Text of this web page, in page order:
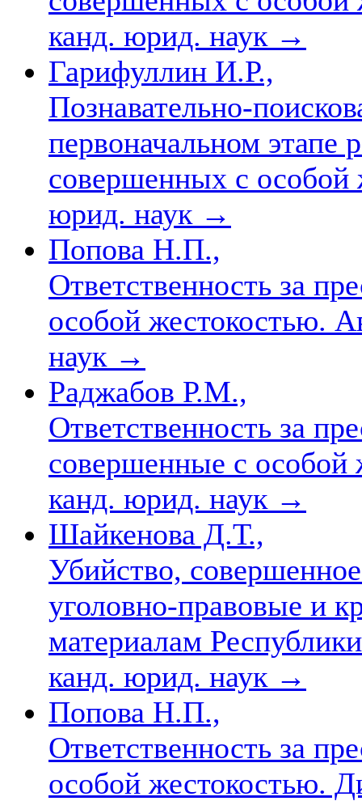
канд. юрид. наук →
Гарифуллин И.Р.,
Познавательно-
первоначальном этапе
совершенных с
юрид. наук →
Попова Н.П.,
Ответственность за
особой жестокостью.
наук →
Раджабов Р.М.,
Ответственность за
совершенные с особой
канд. юрид. наук →
Шайкенова Д.Т.,
Убийство,
уголовно-правовые и
материалам
канд. юрид. наук →
Попова Н.П.,
Ответственность за
особой жестокостью.